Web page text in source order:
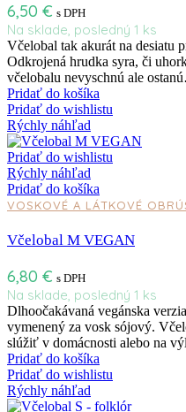
6,50 € s DPH
Na sklade, posledný 1 ks
Včelobal tak akurát na desiatu
Odkrojená hrudka syra, či
včelobalu nevyschnú ale
Pridať do košíka
Pridať do wishlistu
Rýchly náhľad
Pridať do wishlistu
Rýchly náhľad
Pridať do košíka
VOSKOVÉ A LÁTKOVÉ
Včelobal M VEGAN
6,80 € s DPH
Na sklade, posledný 1 ks
Dlhoočakávaná vegánska
vymenený za vosk sójový.
slúžiť v domácnosti alebo na
Pridať do košíka
Pridať do wishlistu
Rýchly náhľad